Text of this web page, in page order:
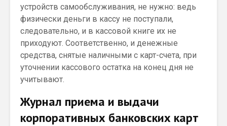
устройств самообслуживания, не нужно: ведь
физически деньги в кассу не поступали,
следовательно, и в кассовой книге их не
приходуют. Соответственно, и денежные
средства, снятые наличными с карт-счета, при
уточнении кассового остатка на конец дня не
учитывают.
Журнал приема и выдачи
корпоративных банковских карт